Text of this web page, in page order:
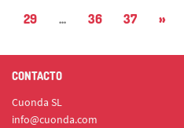
29
... 36 37 »
CONTACTO
Cuonda SL
info@cuonda.com